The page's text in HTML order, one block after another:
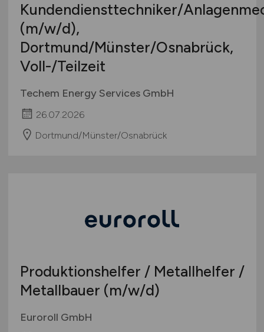
Kundendiensttechniker/
(m/w/d),
Dortmund/Münster/Osnabrück,
Voll-/Teilzeit
Techem Energy Services GmbH
26.07.2026
Dortmund/Münster/Osnabrück
Produktionshelfer / Metallhelfer /
Metallbauer (m/w/d)
Euroroll GmbH